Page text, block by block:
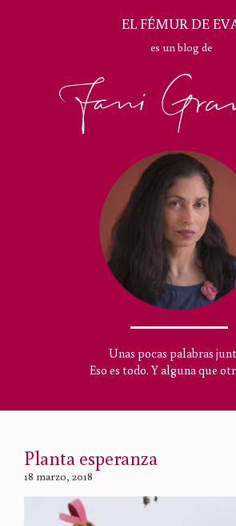
EL FÉMUR DE
es un blog de
Unas pocas palabras
Eso es todo. Y alguna que
Planta esperanza
18 marzo, 2018